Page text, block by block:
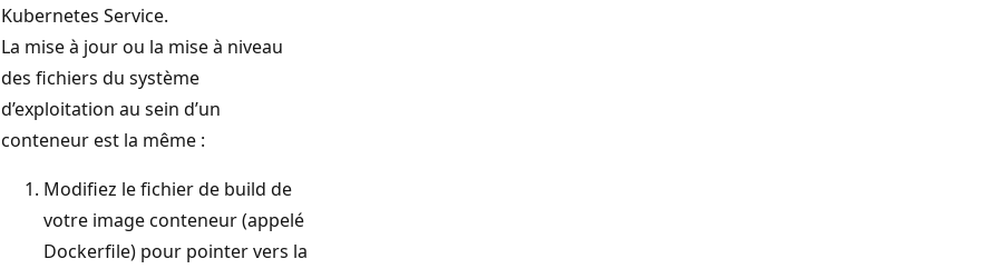
Kubernetes Service.
La mise à jour ou la mise à niveau
des fichiers du système
d’exploitation au sein d’un
conteneur est la même :
Modifiez le fichier de build de
votre image conteneur (appelé
Dockerfile) pour pointer vers la